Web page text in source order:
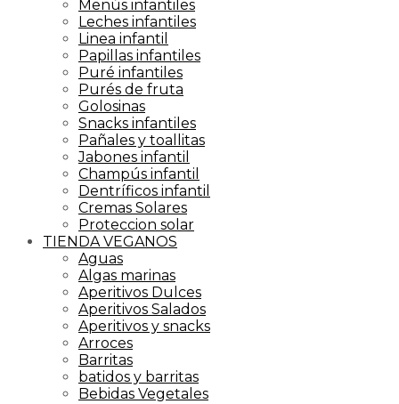
Menús infantiles
Leches infantiles
Linea infantil
Papillas infantiles
Puré infantiles
Purés de fruta
Golosinas
Snacks infantiles
Pañales y toallitas
Jabones infantil
Champús infantil
Dentríficos infantil
Cremas Solares
Proteccion solar
TIENDA VEGANOS
Aguas
Algas marinas
Aperitivos Dulces
Aperitivos Salados
Aperitivos y snacks
Arroces
Barritas
batidos y barritas
Bebidas Vegetales